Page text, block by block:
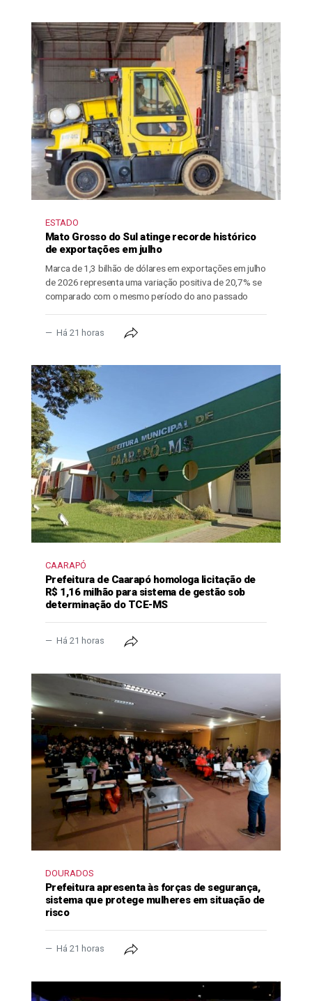
ESTADO
Mato Grosso do Sul atinge recorde histórico
de exportações em julho
Marca de 1,3 bilhão de dólares em exportações em julho
de 2026 representa uma variação positiva de 20,7% se
comparado com o mesmo período do ano passado
Há 21 horas
CAARAPÓ
Prefeitura de Caarapó homologa licitação de
R$ 1,16 milhão para sistema de gestão sob
determinação do TCE-MS
Há 21 horas
DOURADOS
Prefeitura apresenta às forças de segurança,
sistema que protege mulheres em situação de
risco
Há 21 horas